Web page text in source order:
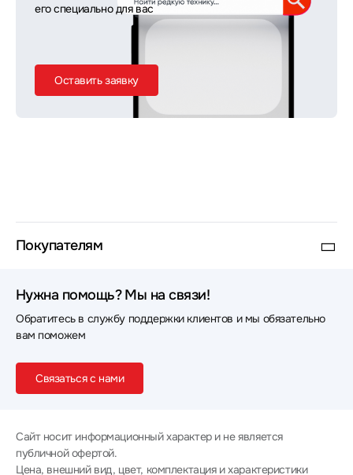
его специально для вас
Оставить заявку
Покупателям
Нужна помощь? Мы на связи!
Обратитесь в службу поддержки клиентов и мы обязательно
вам поможем
Связаться с нами
Сайт носит информационный характер и не является
публичной офертой.
Цена, внешний вид, цвет, комплектация и характеристики